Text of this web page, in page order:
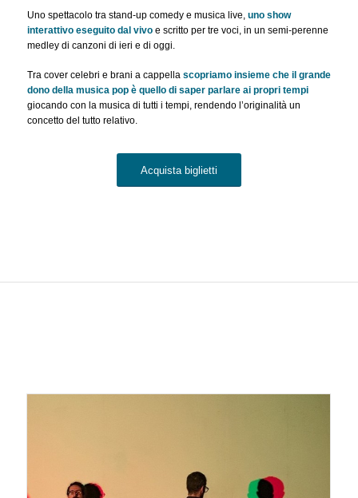
Uno spettacolo tra stand-up comedy e musica live, uno show
interattivo eseguito dal vivoe scritto per tre voci, in un semi-perenne
medley di canzoni di ieri e di oggi.
Tra cover celebri e brani a cappella scopriamo insieme che il grande
dono della musica pop è quello di saper parlare ai propri tempi
giocando con la musica di tutti i tempi, rendendo l’originalità un
concetto del tutto relativo.
Acquista biglietti